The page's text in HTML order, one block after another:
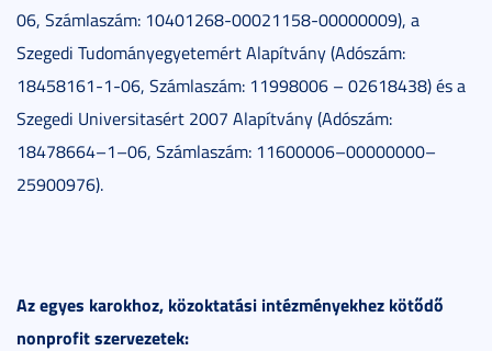
06, Számlaszám: 10401268-00021158-00000009), a
Szegedi Tudományegyetemért Alapítvány (Adószám:
18458161-1-06, Számlaszám: 11998006 – 02618438) és a
Szegedi Universitasért 2007 Alapítvány (Adószám:
18478664–1–06, Számlaszám: 11600006–00000000–
25900976).
Az egyes karokhoz, közoktatási intézményekhez kötődő
nonprofit szervezetek: